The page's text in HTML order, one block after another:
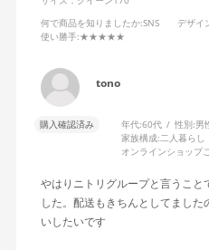
何で商品を知りましたか:SNS デザイ
使い勝手:★★★★★
tono
購入確認済み 年代:60代 性別:男
家族構成:二人暮らし
オンラインショップ
やはりニトリグループと言うこと
した。配送もきちんとしてまし
いしたいです